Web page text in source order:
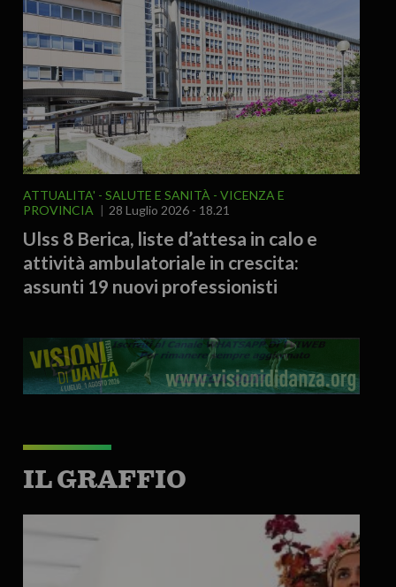
ATTUALITA' SALUTE E SANITÀ
VICENZA E
PROVINCIA
28 Luglio 2026 - 18.21
Ulss 8 Berica, liste d’attesa in calo e
attività ambulatoriale in crescita:
assunti 19 nuovi professionisti
IL GRAFFIO